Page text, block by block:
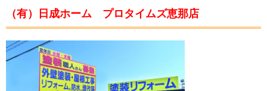
（有）日成ホーム プロタイムズ恵那店